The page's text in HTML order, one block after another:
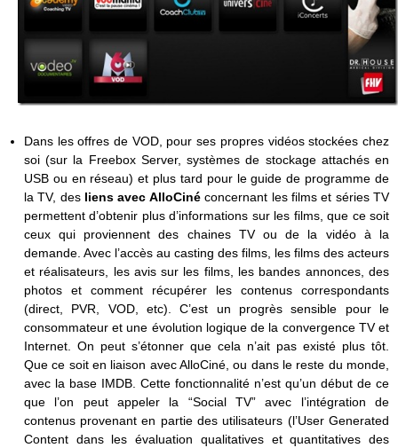
Dans les offres de VOD, pour ses propres vidéos stockées chez
soi (sur la Freebox Server, systèmes de stockage attachés en
USB ou en réseau) et plus tard pour le guide de programme de
la TV, des liens avec AlloCinéconcernant les films et séries TV
permettent d’obtenir plus d’informations sur les films, que ce soit
ceux qui proviennent des chaines TV ou de la vidéo à la
demande. Avec l’accès au casting des films, les films des acteurs
et réalisateurs, les avis sur les films, les bandes annonces, des
photos et comment récupérer les contenus correspondants
(direct, PVR, VOD, etc). C’est un progrès sensible pour le
consommateur et une évolution logique de la convergence TV et
Internet. On peut s’étonner que cela n’ait pas existé plus tôt.
Que ce soit en liaison avec AlloCiné, ou dans le reste du monde,
avec la base IMDB. Cette fonctionnalité n’est qu’un début de ce
que l’on peut appeler la “Social TV” avec l’intégration de
contenus provenant en partie des utilisateurs (l’User Generated
Content dans les évaluation qualitatives et quantitatives des